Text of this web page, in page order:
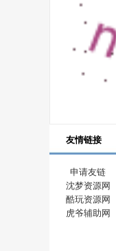
友情链接
申请友链
沈梦资源网
酷玩资源网
虎爷辅助网